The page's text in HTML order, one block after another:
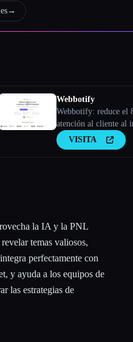
→
Webbotify
Webbotify: reduce el
atención al cliente al
VISITA
la IA y la PNL
temas valiosos,
perfectamente con
y ayuda a los equipos de
las estrategias de